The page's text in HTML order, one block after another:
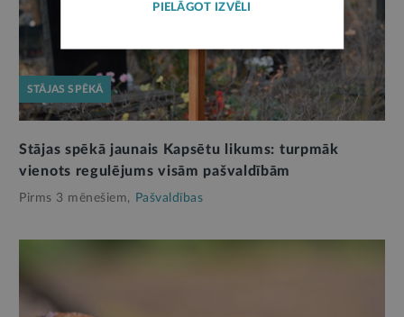
STĀJAS SPĒKĀ
Stājas spēkā jaunais Kapsētu likums: turpmāk
vienots regulējums visām pašvaldībām
Pirms 3 mēnešiem, Pašvaldības
PIELĀGOT IZVĒLI